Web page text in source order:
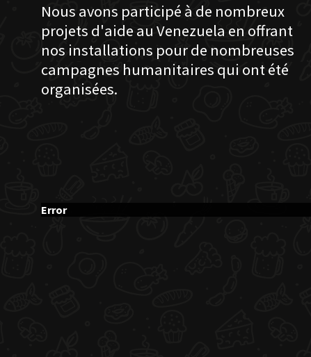
Nous avons participé à de nombreux
projets d'aide au Venezuela en offrant
nos installations pour de nombreuses
campagnes humanitaires qui ont été
organisées.
Error